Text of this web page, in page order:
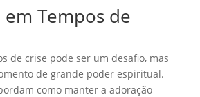
Tempos de
de crise pode ser um desafio, mas
de grande poder espiritual.
como manter a adoração